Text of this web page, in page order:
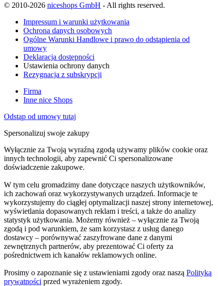
© 2010-2026 niceshops GmbH - All rights reserved.
Impressum i warunki użytkowania
Ochrona danych osobowych
Ogólne Warunki Handlowe i prawo do odstąpienia od
umowy
Deklaracja dostępności
Ustawienia ochrony danych
Rezygnacja z subskrypcji
Firma
Inne nice Shops
Odstąp od umowy tutaj
Spersonalizuj swoje zakupy
Wyłącznie za Twoją wyraźną zgodą używamy plików cookie oraz
innych technologii, aby zapewnić Ci spersonalizowane
doświadczenie zakupowe.
W tym celu gromadzimy dane dotyczące naszych użytkowników,
ich zachowań oraz wykorzystywanych urządzeń. Informacje te
wykorzystujemy do ciągłej optymalizacji naszej strony internetowej,
wyświetlania dopasowanych reklam i treści, a także do analizy
statystyk użytkowania. Możemy również – wyłącznie za Twoją
zgodą i pod warunkiem, że sam korzystasz z usług danego
dostawcy – porównywać zaszyfrowane dane z danymi
zewnętrznych partnerów, aby prezentować Ci oferty za
pośrednictwem ich kanałów reklamowych online.
Prosimy o zapoznanie się z ustawieniami zgody oraz naszą Polityką
prywatności przed wyrażeniem zgody.